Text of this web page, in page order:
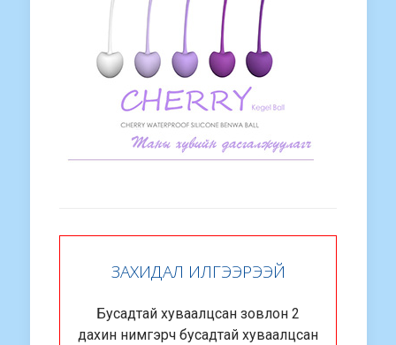
ЗАХИДАЛ ИЛГЭЭРЭЭЙ
Бусадтай хуваалцсан зовлон 2
дахин нимгэрч бусадтай хуваалцсан